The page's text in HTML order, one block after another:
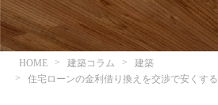
HOME 建築コラム
建築
住宅ローンの金利借り換えを交渉で安くする